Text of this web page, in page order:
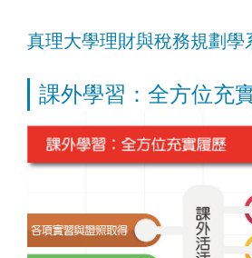
真理大學理財與稅務規劃學
課外學習：全方位充